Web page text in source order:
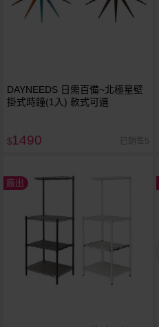
DAYNEEDS 日需百備~北極星壁
掛式時鐘(1入) 款式可選
$1490 已銷售5
廠出